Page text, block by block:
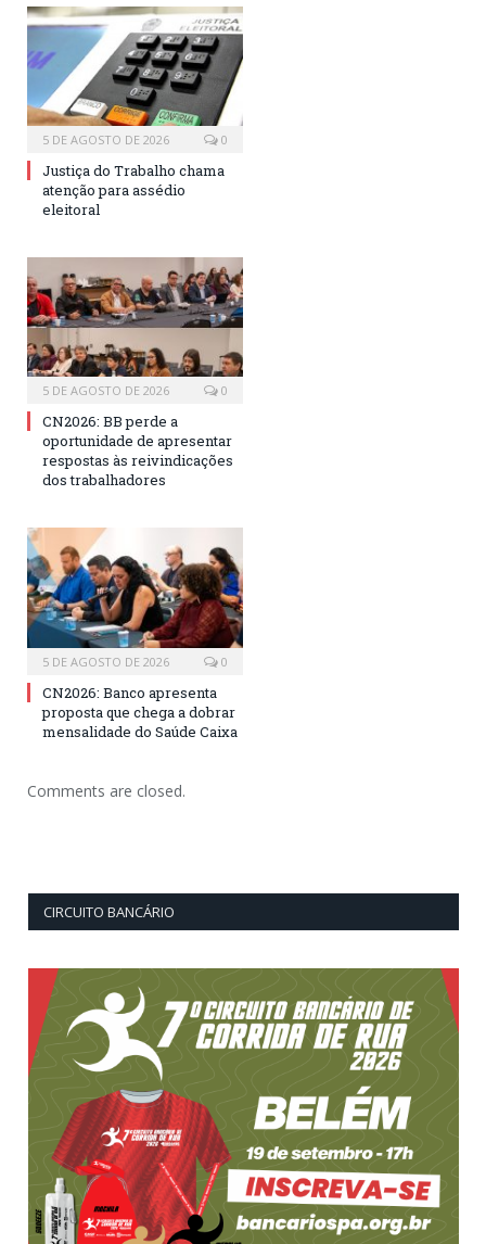
5 DE AGOSTO DE 2026 0
Justiça do Trabalho chama
atenção para assédio
eleitoral
5 DE AGOSTO DE 2026 0
CN2026: BB perde a
oportunidade de apresentar
respostas às reivindicações
dos trabalhadores
5 DE AGOSTO DE 2026 0
CN2026: Banco apresenta
proposta que chega a dobrar
mensalidade do Saúde Caixa
Comments are closed.
CIRCUITO BANCÁRIO